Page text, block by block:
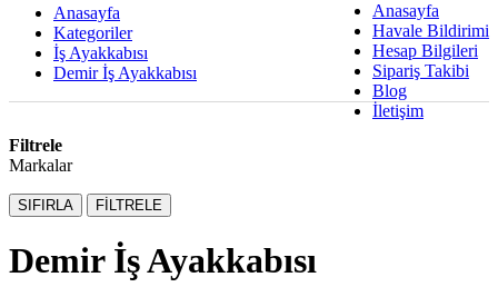
Anasayfa
Havale Bildirimi
Hesap Bilgileri
Sipariş Takibi
Blog
İletişim
Anasayfa
Kategoriler
İş Ayakkabısı
Demir İş Ayakkabısı
Filtrele
Markalar
SIFIRLA FİLTRELE
Demir İş Ayakkabısı